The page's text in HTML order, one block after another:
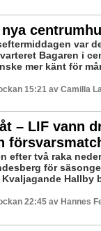
var
Bagaren i
mer känt för
15:21 av Camilla
– LIF vann
efter två raka
för
Hallby
22:45 av Hannes